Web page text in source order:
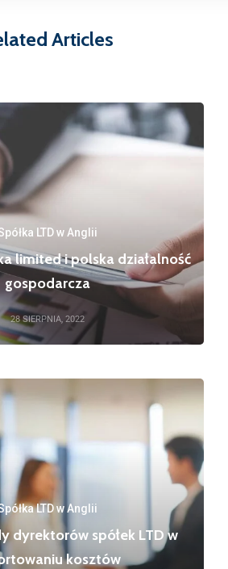
Articles
LTD w Anglii
limited i polska działalność
gospodarcza
28 SIERPNIA, 2022
LTD w Anglii
dyrektorów spółek LTD w
kosztów